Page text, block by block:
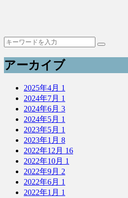
アーカイブ
2025年4月 1
2024年7月 1
2024年6月 3
2024年5月 1
2023年5月 1
2023年1月 8
2022年12月 16
2022年10月 1
2022年9月 2
2022年6月 1
2022年1月 1